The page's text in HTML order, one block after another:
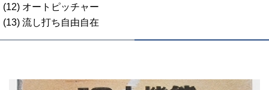
(12) オートピッチャー
(13) 流し打ち自由自在